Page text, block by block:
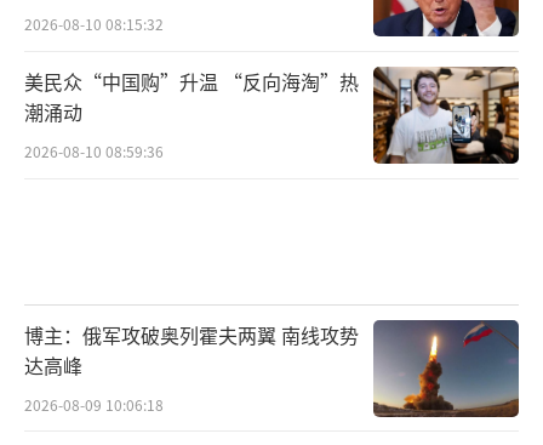
2026-08-10 08:15:32
美民众“中国购”升温 “反向海淘”热
潮涌动
2026-08-10 08:59:36
博主：俄军攻破奥列霍夫两翼 南线攻势
达高峰
2026-08-09 10:06:18